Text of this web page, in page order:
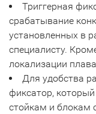
Триггерная
срабатывание
установленных в
специалисту.
локализации
Для удобства
фиксатор,
стойкам и блокам